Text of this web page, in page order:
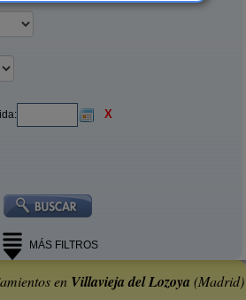
X
MÁS FILTROS
en Villavieja del Lozoya (Madrid)